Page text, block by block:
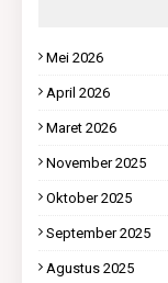
Mei 2026
April 2026
Maret 2026
November 2025
Oktober 2025
September 2025
Agustus 2025